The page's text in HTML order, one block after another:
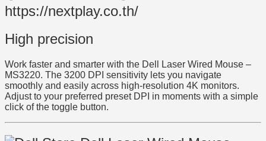
High precision
Work faster and smarter with the Dell Laser Wired Mouse –
MS3220. The 3200 DPI sensitivity lets you navigate
smoothly and easily across high-resolution 4K monitors.
Adjust to your preferred preset DPI in moments with a simple
click of the toggle button.